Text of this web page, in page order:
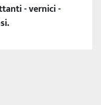
- vernici -